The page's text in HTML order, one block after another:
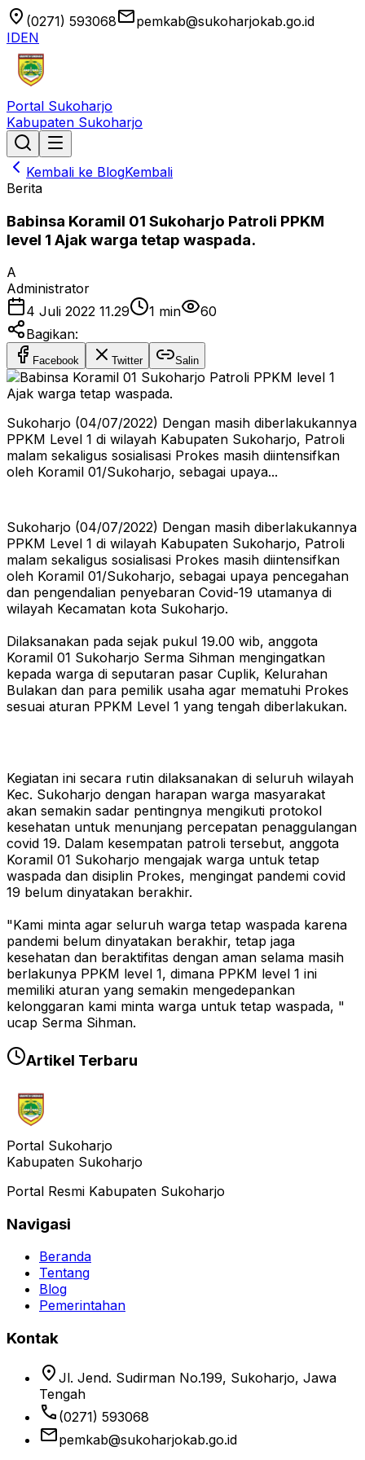
location_on (0271) 593068emailpemkab@sukoharjokab.go.id
IDEN
Portal Sukoharjo
Kabupaten Sukoharjo
Kembali ke BlogKembali
Berita
Babinsa Koramil 01 Sukoharjo Patroli PPKM
level 1 Ajak warga tetap waspada.
A
Administrator
4 Juli 2022 11.29
1 min
60
Bagikan:
Facebook Twitter Salin
Sukoharjo (04/07/2022) Dengan masih diberlakukannya
PPKM Level 1 di wilayah Kabupaten Sukoharjo, Patroli
malam sekaligus sosialisasi Prokes masih diintensifkan
oleh Koramil 01/Sukoharjo, sebagai upaya...
Sukoharjo (04/07/2022) Dengan masih diberlakukannya
PPKM Level 1 di wilayah Kabupaten Sukoharjo, Patroli
malam sekaligus sosialisasi Prokes masih diintensifkan
oleh Koramil 01/Sukoharjo, sebagai upaya pencegahan
dan pengendalian penyebaran Covid-19 utamanya di
wilayah Kecamatan kota Sukoharjo.
Dilaksanakan pada sejak pukul 19.00 wib, anggota
Koramil 01 Sukoharjo Serma Sihman mengingatkan
kepada warga di seputaran pasar Cuplik, Kelurahan
Bulakan dan para pemilik usaha agar mematuhi Prokes
sesuai aturan PPKM Level 1 yang tengah diberlakukan.
Kegiatan ini secara rutin dilaksanakan di seluruh wilayah
Kec. Sukoharjo dengan harapan warga masyarakat
akan semakin sadar pentingnya mengikuti protokol
kesehatan untuk menunjang percepatan penaggulangan
covid 19. Dalam kesempatan patroli tersebut, anggota
Koramil 01 Sukoharjo mengajak warga untuk tetap
waspada dan disiplin Prokes, mengingat pandemi covid
19 belum dinyatakan berakhir.
"Kami minta agar seluruh warga tetap waspada karena
pandemi belum dinyatakan berakhir, tetap jaga
kesehatan dan beraktifitas dengan aman selama masih
berlakunya PPKM level 1, dimana PPKM level 1 ini
memiliki aturan yang semakin mengedepankan
kelonggaran kami minta warga untuk tetap waspada, "
ucap Serma Sihman.
Artikel Terbaru
Portal Sukoharjo
Kabupaten Sukoharjo
Portal Resmi Kabupaten Sukoharjo
Navigasi
Beranda
Tentang
Blog
Pemerintahan
Kontak
location_on Jl. Jend. Sudirman No.199, Sukoharjo, Jawa
Tengah
phone (0271) 593068
emailpemkab@sukoharjokab.go.id